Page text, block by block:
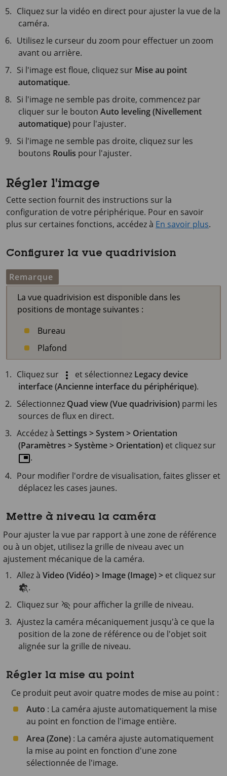
Cliquez sur la vidéo en direct pour ajuster la vue de la
caméra.
Utilisez le curseur du zoom pour effectuer un zoom
avant ou arrière.
Si l'image est floue, cliquez sur Mise au point
automatique.
Si l'image ne semble pas droite, commencez par
cliquer sur le bouton Auto leveling (Nivellement
automatique) pour l'ajuster.
Si l'image ne semble pas droite, cliquez sur les
boutons Roulis pour l'ajuster.
Régler l'image
Cette section fournit des instructions sur la
configuration de votre périphérique. Pour en savoir
plus sur certaines fonctions, accédez à En savoir plus.
Configurer la vue quadrivision
Remarque
La vue quadrivision est disponible dans les
positions de montage suivantes :
Bureau
Plafond
Cliquez sur et sélectionnez Legacy device
interface (Ancienne interface du périphérique).
Sélectionnez Quad view (Vue quadrivision) parmi les
sources de flux en direct.
Accédez àSettings > System > Orientation
(Paramètres > Système > Orientation) et cliquez sur
.
Pour modifier l'ordre de visualisation, faites glisser et
déplacez les cases jaunes.
Mettre à niveau la caméra
Pour ajuster la vue par rapport à une zone de référence
ou à un objet, utilisez la grille de niveau avec un
ajustement mécanique de la caméra.
Allez àVideo (Vidéo) > Image (Image) > et cliquez sur
.
Cliquez sur
pour afficher la grille de niveau.
Ajustez la caméra mécaniquement jusqu'à ce que la
position de la zone de référence ou de l'objet soit
alignée sur la grille de niveau.
Régler la mise au point
Ce produit peut avoir quatre modes de mise au point :
Auto : La caméra ajuste automatiquement la mise
au point en fonction de l'image entière.
Area (Zone) : La caméra ajuste automatiquement
la mise au point en fonction d'une zone
sélectionnée de l'image.